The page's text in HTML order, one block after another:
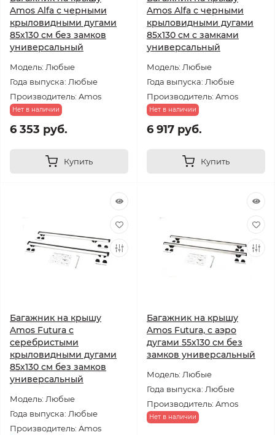
Amos Alfa с черными
крыловидными дугами
85х130 см без замков
универсальный
Модель: Любые
Года выпуска: Любые
Производитель: Amos
Нет в наличии
6 353 руб.
Купить
Amos Alfa с черными
крыловидными дугами
85х130 см с замками
универсальный
Модель: Любые
Года выпуска: Любые
Производитель: Amos
Нет в наличии
6 917 руб.
Купить
Багажник на крышу
Amos Futura с
серебристыми
крыловидными дугами
85х130 см без замков
универсальный
Модель: Любые
Года выпуска: Любые
Производитель: Amos
Багажник на крышу
Amos Futura, с аэро
дугами 55х130 см без
замков универсальный
Модель: Любые
Года выпуска: Любые
Производитель: Amos
Нет в наличии